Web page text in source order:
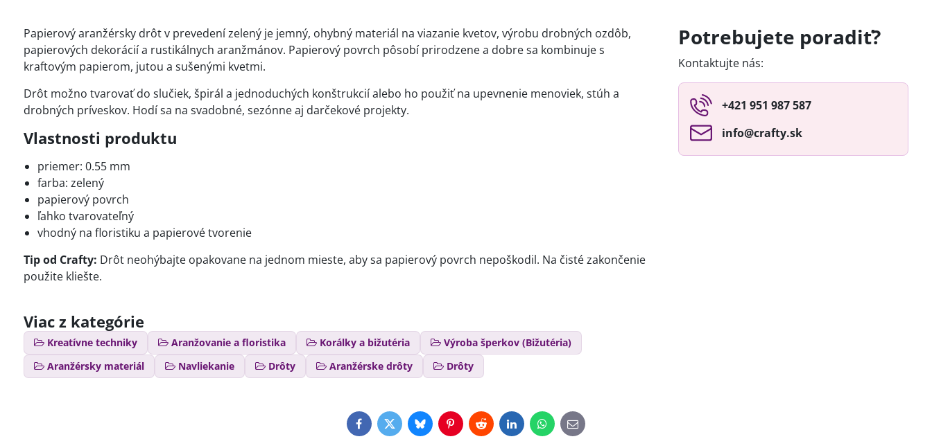
Papierový aranžérsky drôt v prevedení zelený je jemný, ohybný materiál na viazanie kvetov, výrobu drobných ozdôb,
papierových dekorácií a rustikálnych aranžmánov. Papierový povrch pôsobí prirodzene a dobre sa kombinuje s
kraftovým papierom, jutou a sušenými kvetmi.
Drôt možno tvarovať do slučiek, špirál a jednoduchých konštrukcií alebo ho použiť na upevnenie menoviek, stúh a
drobných príveskov. Hodí sa na svadobné, sezónne aj darčekové projekty.
Vlastnosti produktu
priemer: 0.55 mm
farba: zelený
papierový povrch
ľahko tvarovateľný
vhodný na floristiku a papierové tvorenie
Tip od Crafty: Drôt neohýbajte opakovane na jednom mieste, aby sa papierový povrch nepoškodil. Na čisté zakončenie
použite kliešte.
Viac z kategórie
Kreatívne techniky Aranžovanie a floristika Korálky a bižutéria
Výroba šperkov (Bižutéria)
Aranžérsky materiál
Navliekanie Drôty Aranžérske drôty Drôty
Potrebujete poradiť?
Kontaktujte nás:
+421 951 987 587
info​@crafty​.sk
FacebookTwitterBlueskyPinterestRedditLinkedInWhatsApp
E-
mail